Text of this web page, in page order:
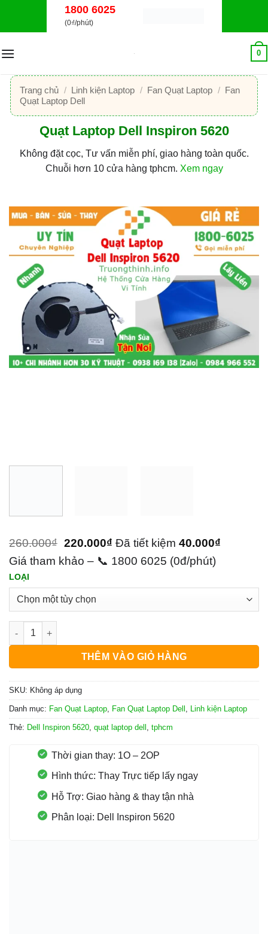
dung
1800 6025
(0₫/phút)
0
Trang chủ / Linh kiện Laptop / Fan Quạt Laptop / Fan
Quạt Laptop Dell
Quạt Laptop Dell Inspiron 5620
Không đặt cọc, Tư vấn miễn phí, giao hàng toàn quốc.
Chuỗi hơn 10 cửa hàng tphcm. Xem ngay
260.000₫ 220.000₫ Đã tiết kiệm 40.000₫
Giá tham khảo – 📞 1800 6025 (0đ/phút)
LOẠI
Quạt Laptop Dell Inspiron 5620 số lượng
THÊM VÀO GIỎ HÀNG
SKU: Không áp dụng
Danh mục: Fan Quạt Laptop Fan Quạt Laptop Dell Linh kiện Laptop
Thẻ: Dell Inspiron 5620 quạt laptop dell tphcm
Thời gian thay: 1O – 2OP
Hình thức: Thay Trực tiếp lấy ngay
Hỗ Trợ: Giao hàng & thay tận nhà
Phân loại: Dell Inspiron 5620